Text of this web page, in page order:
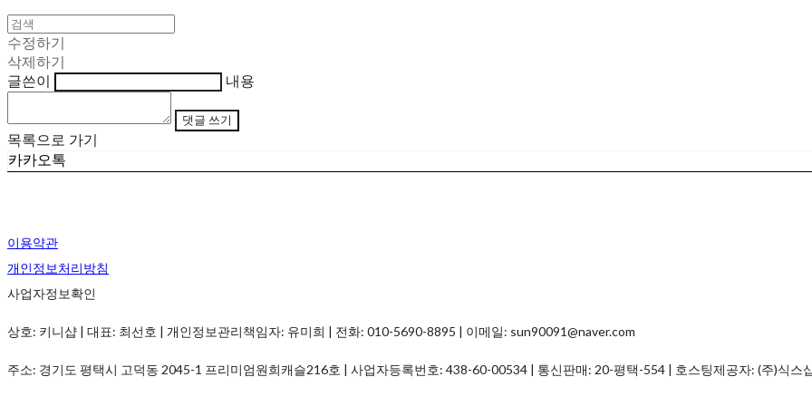
수정하기
삭제하기
글쓴이
내용
댓글 쓰기
목록으로 가기
카카오톡
이용약관
개인정보처리방침
사업자정보확인
상호: 키니샵 | 대표: 최선호 | 개인정보관리책임자: 유미희 | 전화: 010-5690-8895 | 이메일: sun90091@naver.com
주소: 경기도 평택시 고덕동 2045-1 프리미엄원희캐슬216호 | 사업자등록번호: 438-60-00534 | 통신판매: 20-평택-554 | 호스팅제공자: (주)식스